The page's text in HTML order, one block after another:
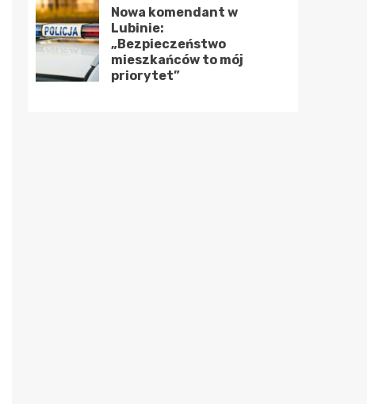
Nowa komendant w
Lubinie:
„Bezpieczeństwo
mieszkańców to mój
priorytet”